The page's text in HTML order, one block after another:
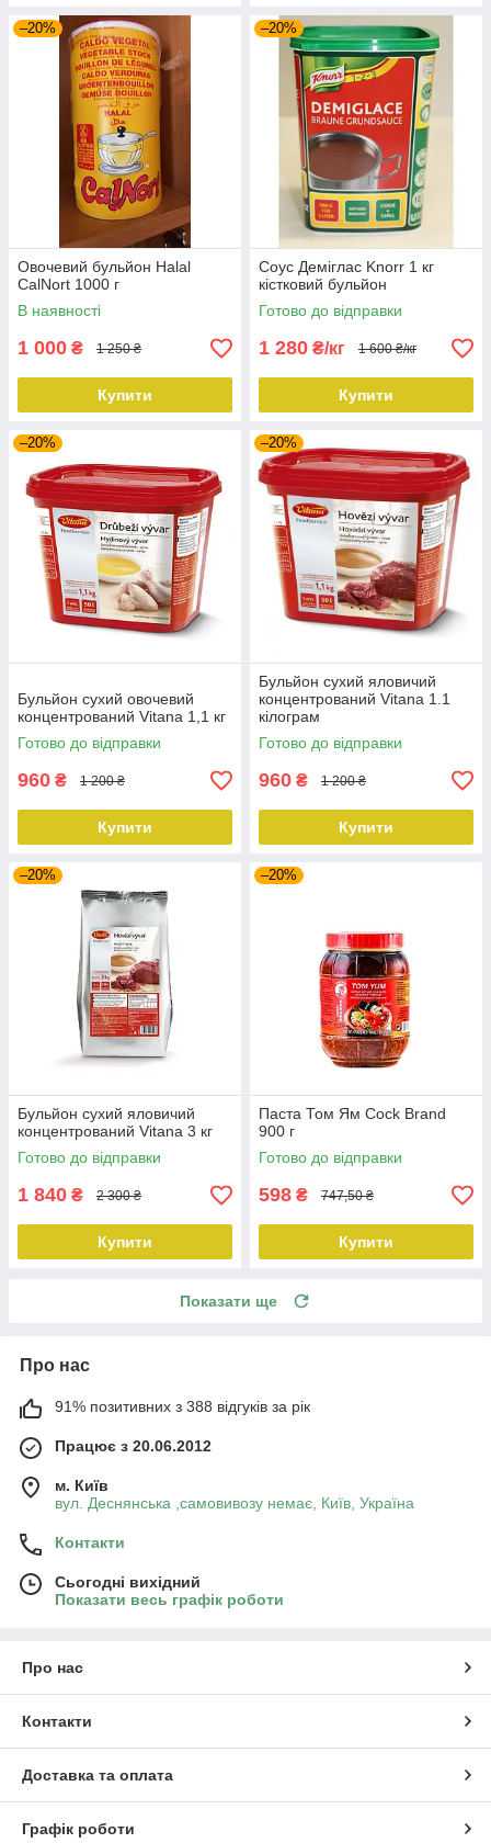
–20%
Овочевий бульйон Halal
CalNort 1000 г
В наявності
1 000 ₴ 1 250 ₴
Купити
–20%
Соус Деміглас Knorr 1 кг
кістковий бульйон
Готово до відправки
1 280 ₴/кг 1 600 ₴/кг
Купити
–20%
Бульйон сухий овочевий
концентрований Vitana 1,1 кг
Готово до відправки
960 ₴ 1 200 ₴
Купити
–20%
Бульйон сухий яловичий
концентрований Vitana 1.1
кілограм
Готово до відправки
960 ₴ 1 200 ₴
Купити
–20%
Бульйон сухий яловичий
концентрований Vitana 3 кг
Готово до відправки
1 840 ₴ 2 300 ₴
Купити
–20%
Паста Том Ям Cock Brand
900 г
Готово до відправки
598 ₴ 747,50 ₴
Купити
Показати ще
Про нас
91% позитивних з 388 відгуків за рік
Працює з 20.06.2012
м. Київ
вул. Деснянська ,самовивозу немає, Київ, Україна
Контакти
Сьогодні вихідний
Показати весь графік роботи
Про нас
Контакти
Доставка та оплата
Графік роботи